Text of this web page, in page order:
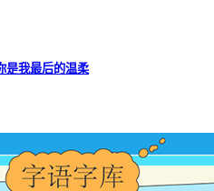
是我最后的温柔